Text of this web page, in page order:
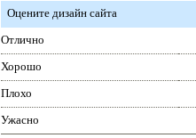
Оцените дизайн сайта
Отлично
Хорошо
Плохо
Ужасно